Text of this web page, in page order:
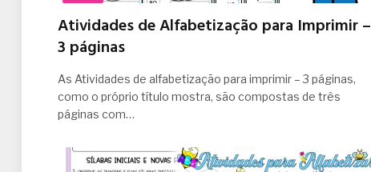
Atividades de Alfabetização para Imprimir –
3 páginas
As Atividades de alfabetização para imprimir – 3 páginas,
como o próprio título mostra, são compostas de três
páginas com…